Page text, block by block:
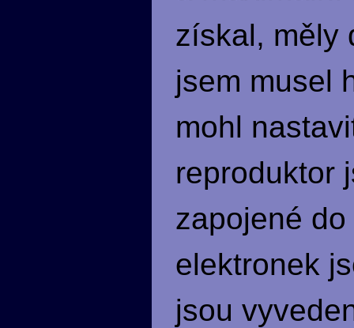
získal, měly
jsem musel
mohl
reproduktor
zapojené
elektronek
jsou